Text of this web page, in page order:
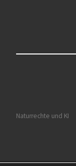
Naturrechte und KI